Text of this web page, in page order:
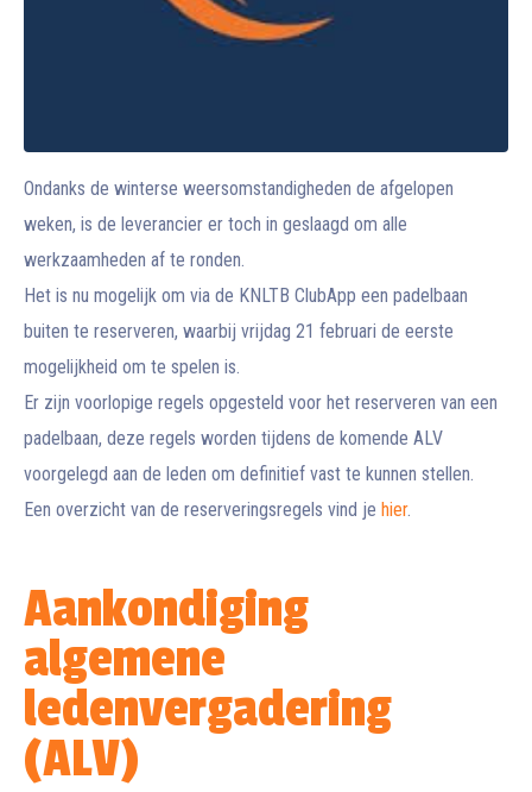
Ondanks de winterse weersomstandigheden de afgelopen
weken, is de leverancier er toch in geslaagd om alle
werkzaamheden af te ronden.
Het is nu mogelijk om via de KNLTB ClubApp een padelbaan
buiten te reserveren, waarbij vrijdag 21 februari de eerste
mogelijkheid om te spelen is.
Er zijn voorlopige regels opgesteld voor het reserveren van een
padelbaan, deze regels worden tijdens de komende ALV
voorgelegd aan de leden om definitief vast te kunnen stellen.
Een overzicht van de reserveringsregels vind je hier.
Aankondiging
algemene
ledenvergadering
(ALV)